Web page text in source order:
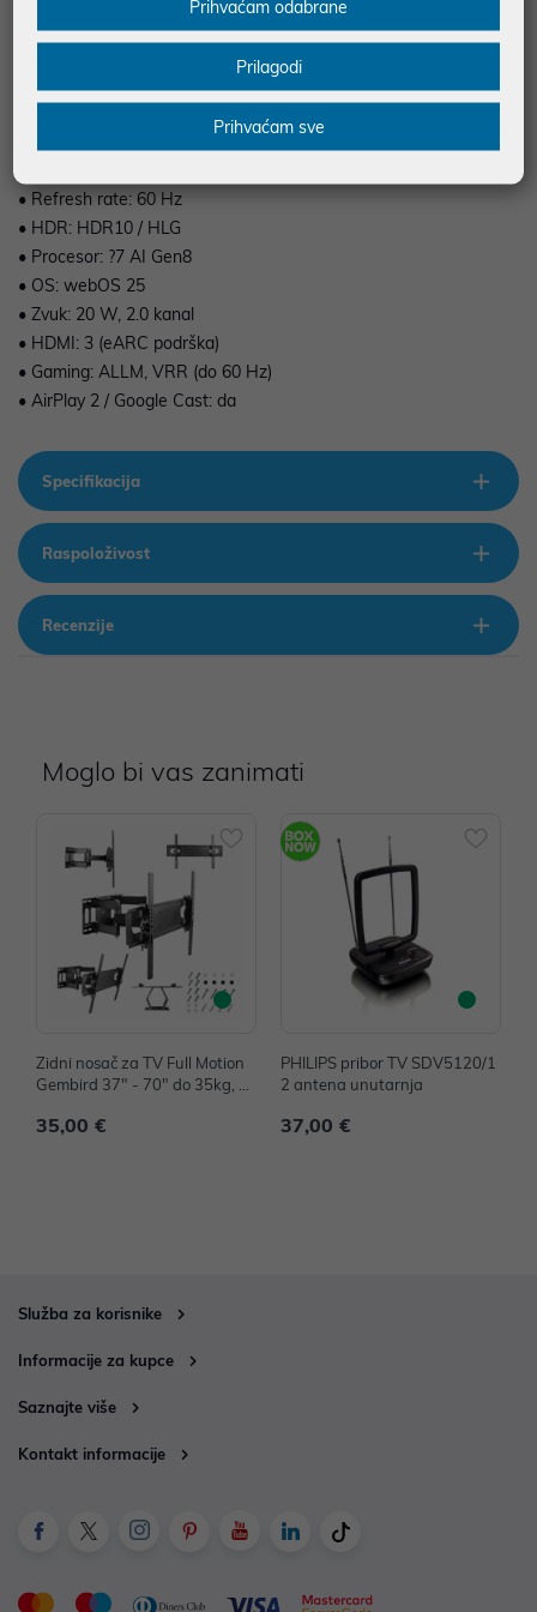
• Refresh rate: 60 Hz
• HDR: HDR10 / HLG
• Procesor: ?7 AI Gen8
• OS: webOS 25
• Zvuk: 20 W, 2.0 kanal
• HDMI: 3 (eARC podrška)
• Gaming: ALLM, VRR (do 60 Hz)
• AirPlay 2 / Google Cast: da
Specifikacija
Raspoloživost
Recenzije
Moglo bi vas zanimati
Zidni nosač za TV Full Motion
Gembird 37" - 70" do 35kg, W
35,00 €
PHILIPS pribor TV SDV5120/1
2 antena unutarnja
37,00 €
Služba za korisnike
Informacije za kupce
Saznajte više
Kontakt informacije
Prihvaćam odabrane
Prilagodi
Prihvaćam sve